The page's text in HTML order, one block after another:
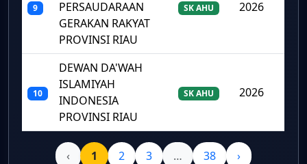
9
PERSAUDARAAN
GERAKAN RAKYAT
PROVINSI RIAU
SK AHU 2026
10
DEWAN DA'WAH
ISLAMIYAH
INDONESIA
PROVINSI RIAU
SK AHU 2026
‹ 1 2 3 … 38 ›